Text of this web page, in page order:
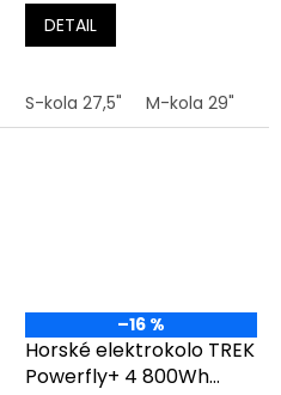
L-kola 29" XL-kola 29"
DETAIL
S-kola 27,5" M-kola 29"
–16 %
Horské elektrokolo TREK
Powerfly+ 4 800Wh